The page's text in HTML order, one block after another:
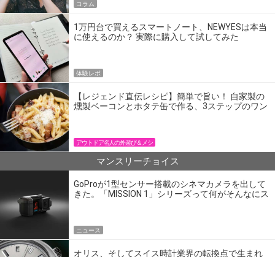
コラム
1万円台で買えるスマートノート、NEWYESは本当
に使えるのか？ 実際に購入して試してみた
体験レポ
【レジェンド直伝レシピ】簡単で旨い！ 自家製の
燻製ベーコンとホタテ缶で作る、3ステップのワン
アウトドア名人の外遊び＆メシ
マンスリーチョイス
GoProが1型センサー搭載のシネマカメラを出して
きた。「MISSION 1」シリーズって何がそんなにス
ニュース
オリス、そしてスイス時計業界の転換点で生まれ